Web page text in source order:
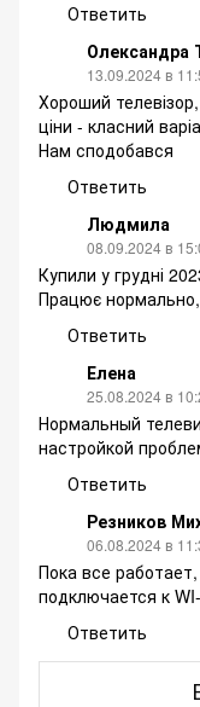
Ответить
Олександра
13.09.2024 в
Хороший
ціни - класний
Нам сподобався
Ответить
Людмила
08.09.2024 в
Купили у грудні
Працює нормально,
Ответить
Елена
25.08.2024 в
Нормальный
настройкой
Ответить
Резников
06.08.2024 в
Пока все
подключается к
Ответить